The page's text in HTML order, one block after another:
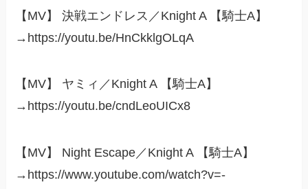
【MV】 決戦エンドレス／Knight A 【騎士A】
→https://youtu.be/HnCkklgOLqA
【MV】 ヤミィ／Knight A 【騎士A】
→https://youtu.be/cndLeoUICx8
【MV】 Night Escape／Knight A 【騎士A】
→https://www.youtube.com/watch?v=-